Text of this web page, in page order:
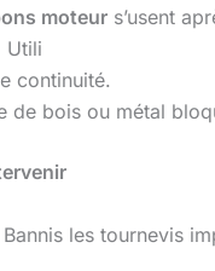
moteur s’usent
Utili
continuité.
de bois ou métal
les tournevis